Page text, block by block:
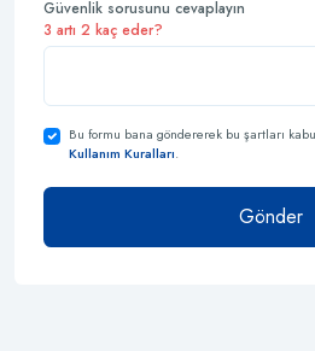
Güvenlik sorusunu cevaplayın
3 artı 2 kaç eder?
Bu formu bana göndererek bu şartları
Kullanım Kuralları.
Gönder